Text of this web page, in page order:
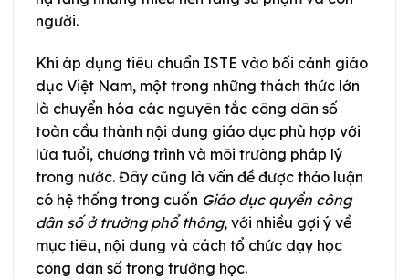
người.
Khi áp dụng tiêu chuẩn ISTE vào bối cảnh giáo
dục Việt Nam, một trong những thách thức lớn
là chuyển hóa các nguyên tắc công dân số
toàn cầu thành nội dung giáo dục phù hợp với
lứa tuổi, chương trình và môi trường pháp lý
trong nước. Đây cũng là vấn đề được thảo luận
có hệ thống trong cuốn Giáo dục quyền công
dân số ở trường phổ thông, với nhiều gợi ý về
mục tiêu, nội dung và cách tổ chức dạy học
công dân số trong trường học.